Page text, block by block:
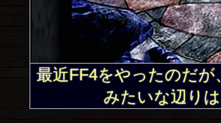
最近FF4をやったのだ
みたいな辺り